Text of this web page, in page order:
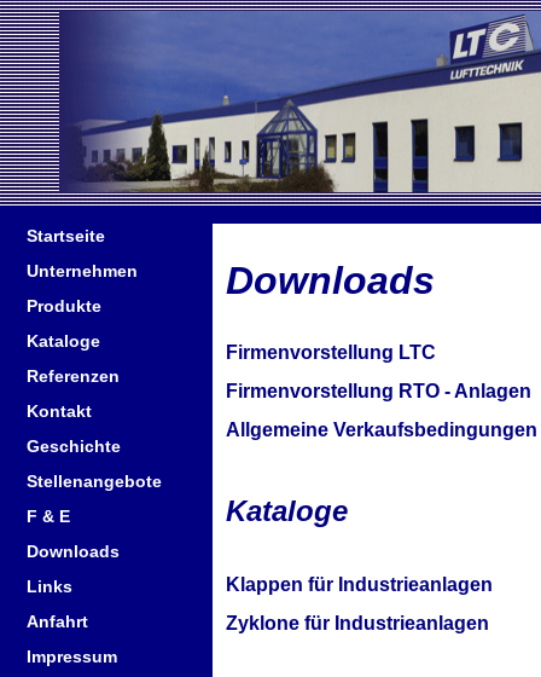
Startseite
Unternehmen
Produkte
Kataloge
Referenzen
Kontakt
Geschichte
Stellenangebote
F & E
Downloads
Links
Anfahrt
Impressum
Downloads
Firmenvorstellung LTC
Firmenvorstellung RTO - Anlagen
Allgemeine Verkaufsbedingungen
Kataloge
Klappen für Industrieanlagen
Zyklone für Industrieanlagen